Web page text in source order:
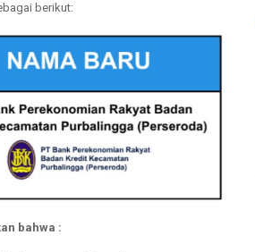
berikut:
bahwa :